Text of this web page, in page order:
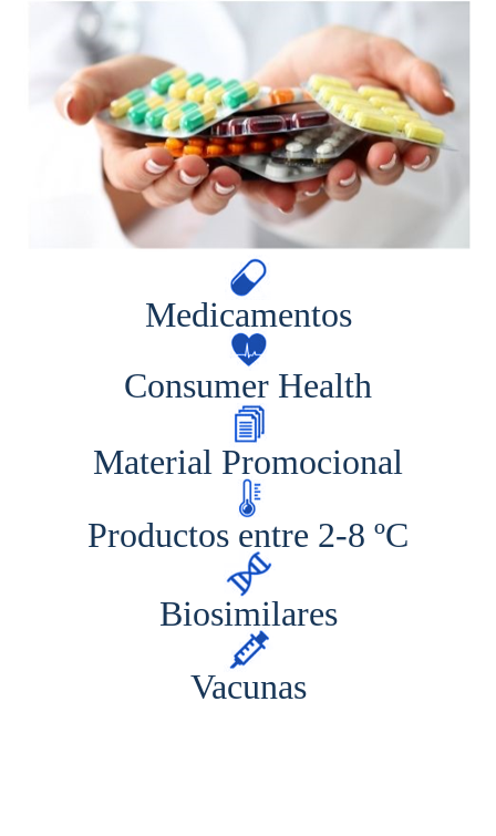
Medicamentos
Consumer Health
Material Promocional
Productos entre 2-8 ºC
Biosimilares
Vacunas